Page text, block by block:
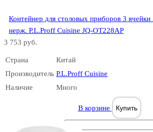
Контейнер для столовых приборов 3
нерж. P.L.Proff Cuisine JQ-OT228AP
3 753 руб.
Страна
Китай
Производитель P.L.Proff Cuisine
Наличие
Много
В корзине Купить